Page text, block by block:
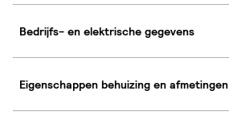
Bedrijfs- en elektrische gegevens
Eigenschappen behuizing en afmetingen